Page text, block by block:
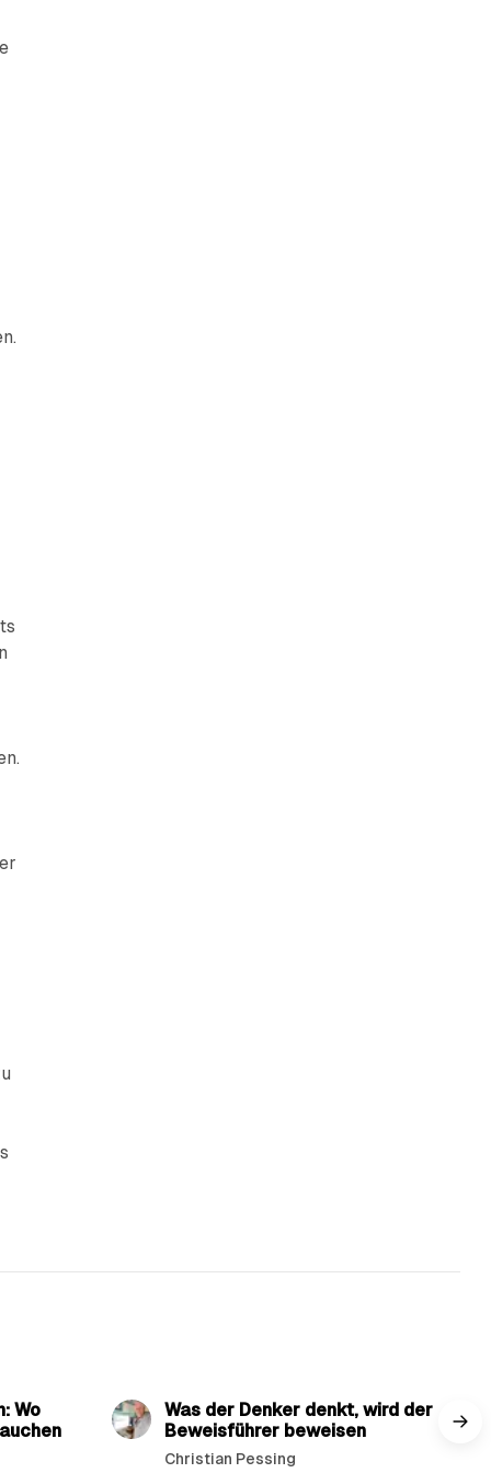
Wo
Was der Denker denkt, wird der
Beweisführer beweisen
Christian Pessing